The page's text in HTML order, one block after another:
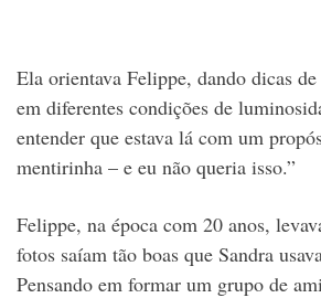
Ela orientava Felippe, dando dicas
em diferentes condições de
entender que estava lá com um
mentirinha – e eu não queria isso.”
Felippe, na época com 20 anos,
fotos saíam tão boas que Sandra
Pensando em formar um grupo de